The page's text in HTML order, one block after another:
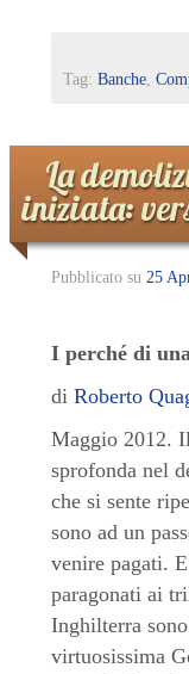
Tag: Banche,
La
iniziata:
Pubblicato su 25
I perché di
di Roberto
Maggio 2012.
sprofonda nel
che si sente
sono ad un
venire pagati.
paragonati ai
Inghilterra
virtuosissima